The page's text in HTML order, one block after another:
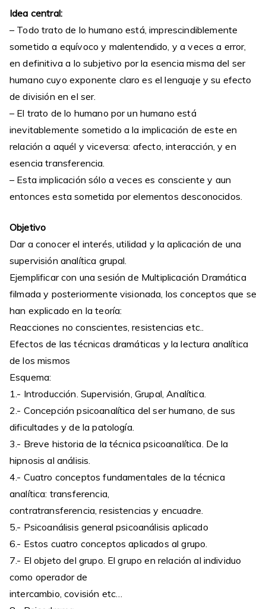
Idea central:
– Todo trato de lo humano está, imprescindiblemente
sometido a equívoco y malentendido, y a veces a error,
en definitiva a lo subjetivo por la esencia misma del ser
humano cuyo exponente claro es el lenguaje y su efecto
de división en el ser.
– El trato de lo humano por un humano está
inevitablemente sometido a la implicación de este en
relación a aquél y viceversa: afecto, interacción, y en
esencia transferencia.
– Esta implicación sólo a veces es consciente y aun
entonces esta sometida por elementos desconocidos.
Objetivo
Dar a conocer el interés, utilidad y la aplicación de una
supervisión analítica grupal.
Ejemplificar con una sesión de Multiplicación Dramática
filmada y posteriormente visionada, los conceptos que se
han explicado en la teoría:
Reacciones no conscientes, resistencias etc..
Efectos de las técnicas dramáticas y la lectura analítica
de los mismos
Esquema:
1.- Introducción. Supervisión, Grupal, Analítica.
2.- Concepción psicoanalítica del ser humano, de sus
dificultades y de la patología.
3.- Breve historia de la técnica psicoanalítica. De la
hipnosis al análisis.
4.- Cuatro conceptos fundamentales de la técnica
analítica: transferencia,
contratransferencia, resistencias y encuadre.
5.- Psicoanálisis general psicoanálisis aplicado
6.- Estos cuatro conceptos aplicados al grupo.
7.- El objeto del grupo. El grupo en relación al individuo
como operador de
intercambio, covisión etc…